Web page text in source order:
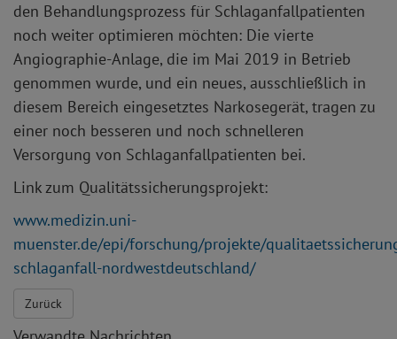
den Behandlungsprozess für Schlaganfallpatienten
noch weiter optimieren möchten: Die vierte
Angiographie-Anlage, die im Mai 2019 in Betrieb
genommen wurde, und ein neues, ausschließlich in
diesem Bereich eingesetztes Narkosegerät, tragen zu
einer noch besseren und noch schnelleren
Versorgung von Schlaganfallpatienten bei.
Link zum Qualitätssicherungsprojekt:
www.medizin.uni-
muenster.de/epi/forschung/projekte/
schlaganfall-nordwestdeutschland/
Zurück